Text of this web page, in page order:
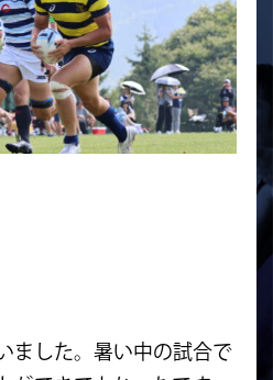
ました。暑い中の試合で